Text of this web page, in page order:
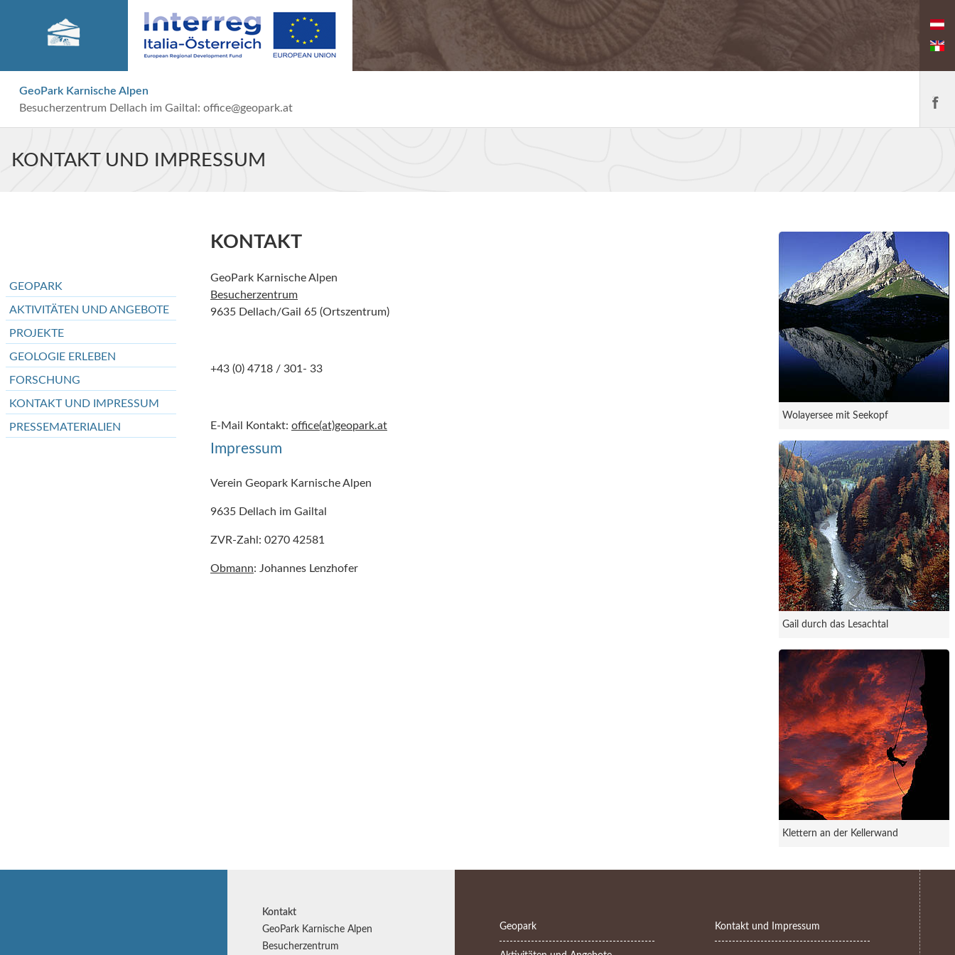
GeoPark Karnische Alpen
Besucherzentrum Dellach im Gailtal: office@geopark.at
KONTAKT UND IMPRESSUM
GEOPARK
AKTIVITÄTEN UND ANGEBOTE
PROJEKTE
GEOLOGIE ERLEBEN
FORSCHUNG
KONTAKT UND IMPRESSUM
PRESSEMATERIALIEN
KONTAKT
GeoPark Karnische Alpen
Besucherzentrum
9635 Dellach/Gail 65 (Ortszentrum)
+43 (0) 4718 / 301- 33
E-Mail Kontakt: office(at)geopark.at
Impressum
Verein Geopark Karnische Alpen
9635 Dellach im Gailtal
ZVR-Zahl: 0270 42581
Obmann: Johannes Lenzhofer
Wolayersee mit Seekopf
Gail durch das Lesachtal
Klettern an der Kellerwand
Kontakt
GeoPark Karnische Alpen
Besucherzentrum
Geopark Kontakt und Impressum